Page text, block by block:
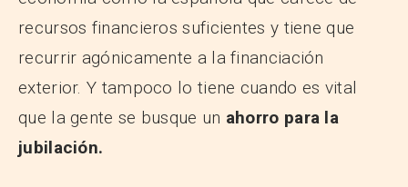
recursos financieros suficientes y tiene que
recurrir agónicamente a la financiación
exterior. Y tampoco lo tiene cuando es vital
que la gente se busque un ahorro para la
jubilación.